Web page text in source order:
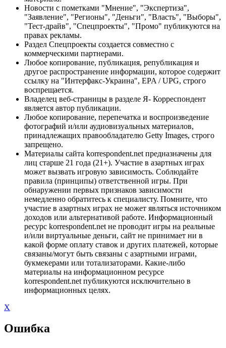
Новости с пометками "Мнение", "Экспертиза",
"Заявление", "Регионы", "Деньги", "Власть", "Выборы",
"Тест-драйв", "Спецпроекты", "Промо" публикуются на
правах рекламы.
Раздел Спецпроекты создается совместно с
коммерческими партнерами.
Любое копирование, публикация, републикация и
другое распространение информации, которое содержит
ссылку на "Интерфакс-Украина", EPA / UPG, строго
воспрещается.
Владелец веб-страницы в разделе Я- Корреспондент
является автор публикации.
Любое копирование, перепечатка и воспроизведение
фотографий и/или аудиовизуальных материалов,
принадлежащих правообладателю Getty Images, строго
запрещено.
Материалы сайта korrespondent.net предназначены для
лиц старше 21 года (21+). Участие в азартных играх
может вызвать игровую зависимость. Соблюдайте
правила (принципы) ответственной игры. При
обнаружении первых признаков зависимости
немедленно обратитесь к специалисту. Помните, что
участие в азартных играх не может являться источником
доходов или альтернативой работе. Информационный
ресурс korrespondent.net не проводит игры на реальные
и/или виртуальные деньги, сайт не принимает ни в
какой форме оплату ставок и других платежей, которые
связаны/могут быть связаны с азартными играми,
букмекерами или тотализаторами. Какие-либо
материалы на информационном ресурсе
korrespondent.net публикуются исключительно в
информационных целях.
X
Ошибка